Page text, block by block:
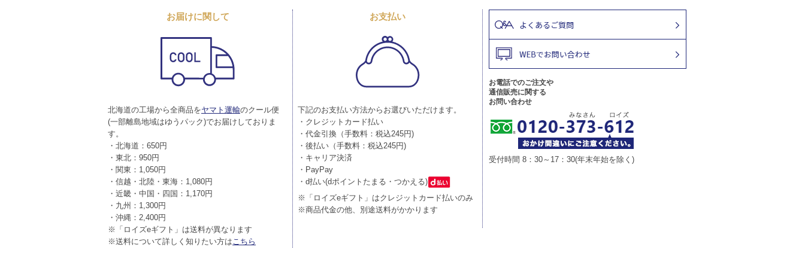
お届けに関して
北海道の工場から全商品をヤマト運輸のクール便
(一部離島地域はゆうパック)でお届けしておりま
す。
・北海道：650円
・東北：950円
・関東：1,050円
・信越・北陸・東海：1,080円
・近畿・中国・四国：1,170円
・九州：1,300円
・沖縄：2,400円
※「ロイズeギフト」は送料が異なります
※送料について詳しく知りたい方はこちら
お支払い
下記のお支払い方法からお選びいただけます。
・クレジットカード払い
・代金引換（手数料：税込245円)
・後払い（手数料：税込245円)
・キャリア決済
・PayPay
・d払い(dポイントたまる・つかえる)
※「ロイズeギフト」はクレジットカード払いのみ
※商品代金の他、別途送料がかかります
お電話でのご注文や
通信販売に関する
お問い合わせ
受付時間 8：30～17：30(年末年始を除く)